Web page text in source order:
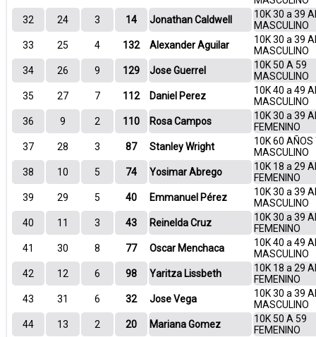
32
24 3 14 Jonathan Caldwell
10K 30 a 39
MASCULINO
33
25 4 132 Alexander Aguilar
10K 30 a 39
MASCULINO
34
26 9 129 Jose Guerrel
10K 50 A 59
MASCULINO
35
27 7 112 Daniel Perez
10K 40 a 49
MASCULINO
36
9 2 110 Rosa Campos
10K 30 a 39
FEMENINO
37
28 3 87 Stanley Wright
10K 60 AÑOS
MASCULINO
38
10 5 74 Yosimar Abrego
10K 18 a 29
FEMENINO
39
29 5 40 Emmanuel Pérez
10K 30 a 39
MASCULINO
40
11 3 43 Reinelda Cruz
10K 30 a 39
FEMENINO
41
30 8 77 Oscar Menchaca
10K 40 a 49
MASCULINO
42
12 6 98 Yaritza Lissbeth
10K 18 a 29
FEMENINO
43
31 6 32 Jose Vega
10K 30 a 39
MASCULINO
44
13 2 20 Mariana Gomez
10K 50 A 59
FEMENINO